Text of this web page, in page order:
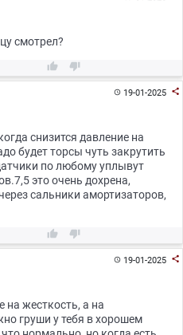
смотрел?
 
19-01-2025 
снизится давление на
будет торсы чуть закрутить
по любому уплывут
это очень дохрена,
сальники амортизаторов,
 
19-01-2025 
на жесткость, а на
груши у тебя в хорошем